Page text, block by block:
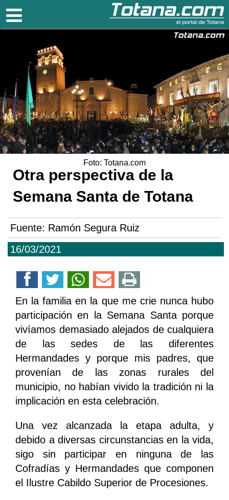
Totana.com
16/03/2021
Otra perspectiva de la
Semana Santa de Totana
Fuente: Ramón Segura Ruiz
En la familia en la que me crie nunca hubo
participación en la Semana Santa porque
vivíamos demasiado alejados de cualquiera
de las sedes de las diferentes
Hermandades y porque mis padres, que
provenían de las zonas rurales del
municipio, no habían vivido la tradición ni la
implicación en esta celebración.
Una vez alcanzada la etapa adulta, y
debido a diversas circunstancias en la vida,
sigo sin participar en ninguna de las
Cofradías y Hermandades que componen
el Ilustre Cabildo Superior de Procesiones.
Foto: Totana.com